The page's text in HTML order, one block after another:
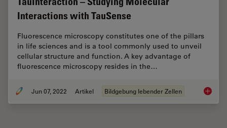
Interactions with TauSense
Fluorescence microscopy constitutes one of the pillars
in life sciences and is a tool commonly used to unveil
cellular structure and function. A key advantage of
fluorescence microscopy resides in the…
Jun 07, 2022 Artikel Bildgebung lebender Zellen